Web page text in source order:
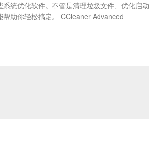
统优化软件。不管是清理垃圾文件、优化启动
助你轻松搞定。 CCleaner Advanced